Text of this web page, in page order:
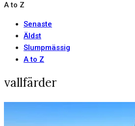
A to Z
Senaste
Äldst
Slumpmässig
A to Z
vallfärder